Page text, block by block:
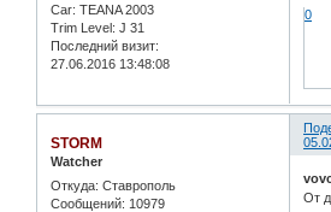
Car: TEANA 2003
Trim Level: J 31
Последний визит:
27.06.2016 13:48:08
0
STORM
Watcher
Откуда: Ставрополь
Сообщений: 10979
От